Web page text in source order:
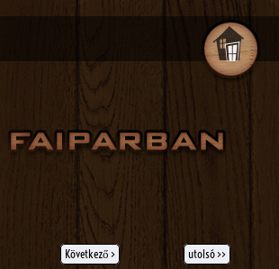
Következő > utolsó >>